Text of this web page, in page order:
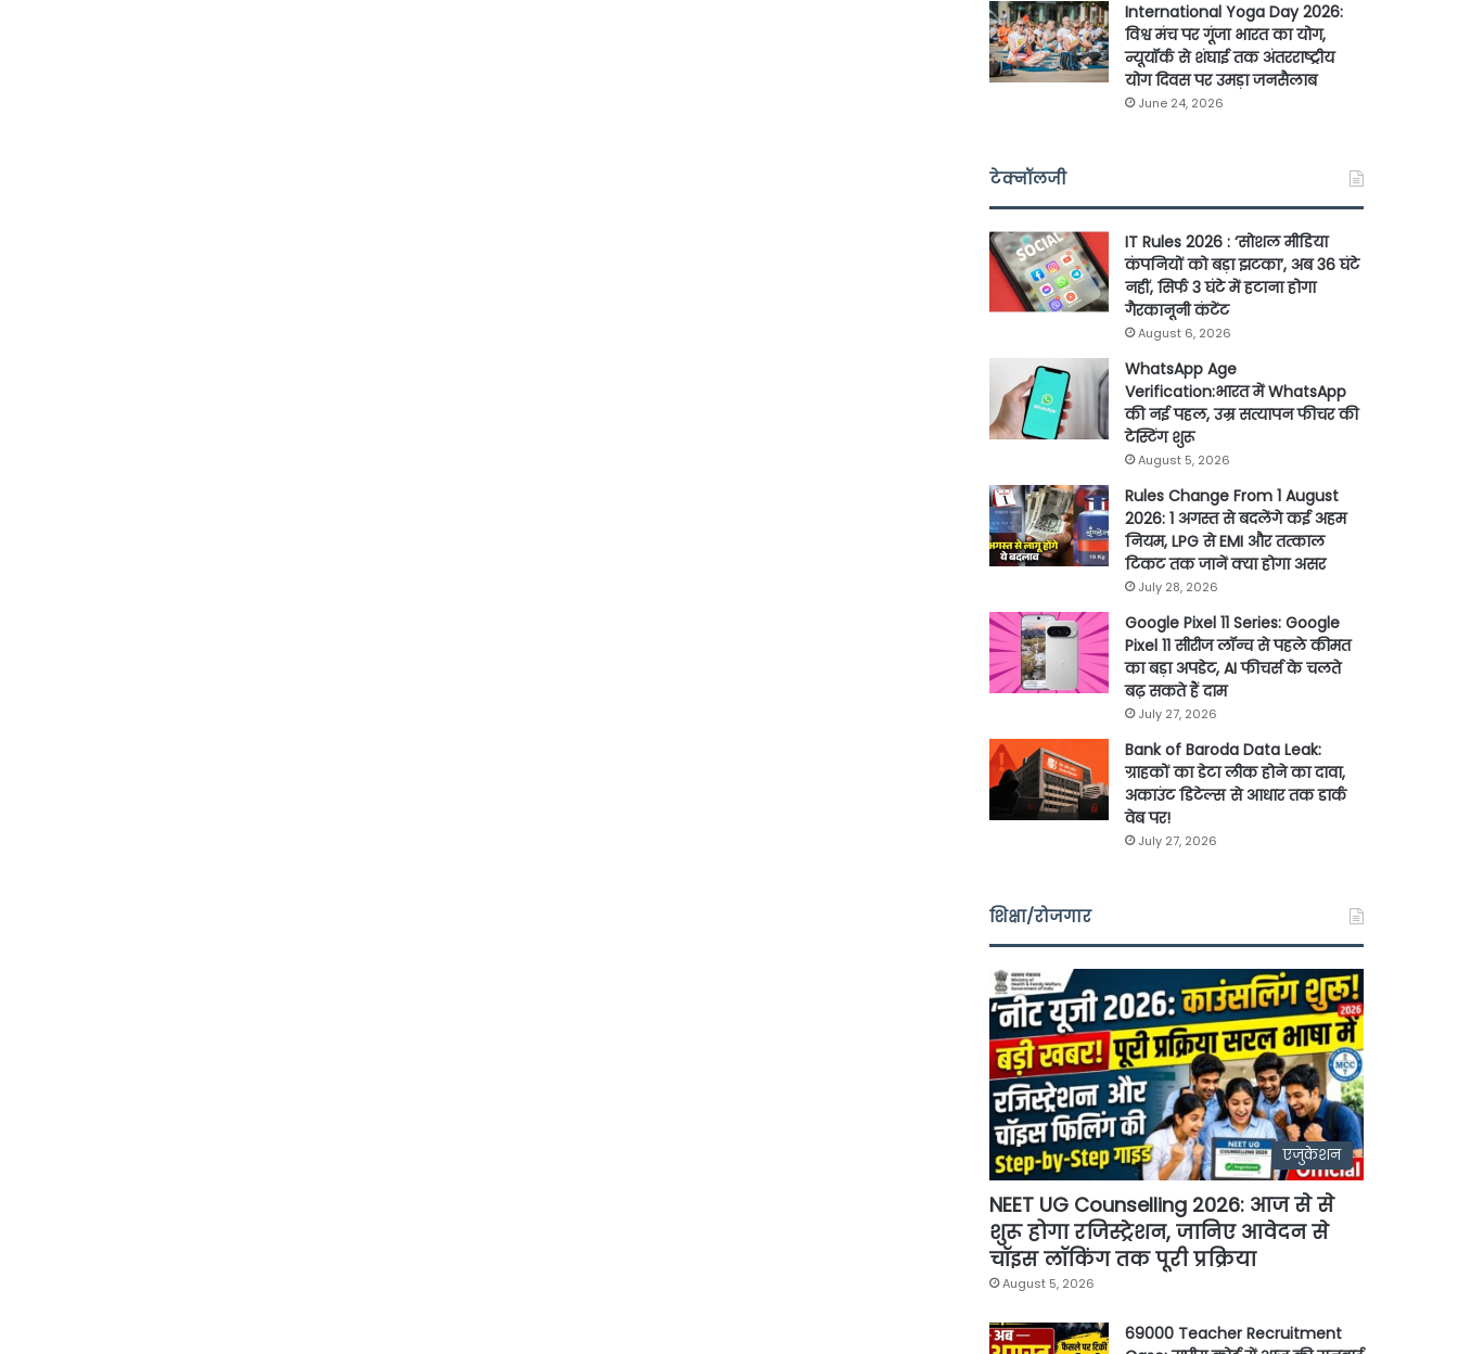
International Yoga Day 2026:
विश्व मंच पर गूंजा भारत का योग,
न्यूयॉर्क से शंघाई तक अंतरराष्ट्रीय
योग दिवस पर उमड़ा जनसैलाब
June 24, 2026
टेक्नॉलजी
IT Rules 2026 : ‘सोशल मीडिया
कंपनियों को बड़ा झटका’, अब 36 घंटे
नहीं, सिर्फ 3 घंटे में हटाना होगा
गैरकानूनी कंटेंट
August 6, 2026
WhatsApp Age
Verification:भारत में WhatsApp
की नई पहल, उम्र सत्यापन फीचर की
टेस्टिंग शुरू
August 5, 2026
Rules Change From 1 August
2026: 1 अगस्त से बदलेंगे कई अहम
नियम, LPG से EMI और तत्काल
टिकट तक जानें क्या होगा असर
July 28, 2026
Google Pixel 11 Series: Google
Pixel 11 सीरीज लॉन्च से पहले कीमत
का बड़ा अपडेट, AI फीचर्स के चलते
बढ़ सकते हैं दाम
July 27, 2026
Bank of Baroda Data Leak:
ग्राहकों का डेटा लीक होने का दावा,
अकाउंट डिटेल्स से आधार तक डार्क
वेब पर!
July 27, 2026
शिक्षा/रोजगार
एजुकेशन
NEET UG Counselling 2026: आज से से
शुरू होगा रजिस्ट्रेशन, जानिए आवेदन से
चॉइस लॉकिंग तक पूरी प्रक्रिया
August 5, 2026
69000 Teacher Recruitment